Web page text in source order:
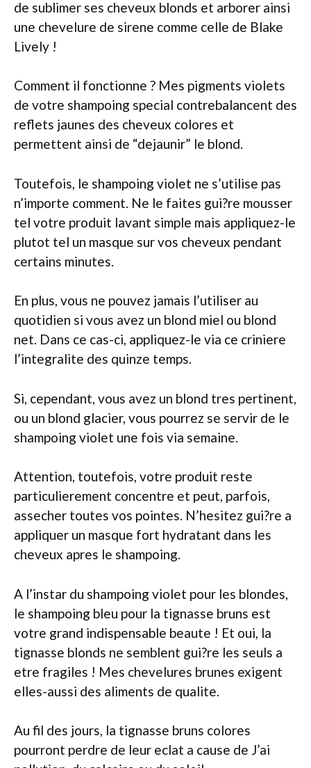
de sublimer ses cheveux blonds et arborer ainsi
une chevelure de sirene comme celle de Blake
Lively !
Comment il fonctionne ? Mes pigments violets
de votre shampoing special contrebalancent des
reflets jaunes des cheveux colores et
permettent ainsi de “dejaunir” le blond.
Toutefois, le shampoing violet ne s’utilise pas
n’importe comment. Ne le faites gui?re mousser
tel votre produit lavant simple mais appliquez-le
plutot tel un masque sur vos cheveux pendant
certains minutes.
En plus, vous ne pouvez jamais l’utiliser au
quotidien si vous avez un blond miel ou blond
net. Dans ce cas-ci, appliquez-le via ce criniere
l’integralite des quinze temps.
Si, cependant, vous avez un blond tres pertinent,
ou un blond glacier, vous pourrez se servir de le
shampoing violet une fois via semaine.
Attention, toutefois, votre produit reste
particulierement concentre et peut, parfois,
assecher toutes vos pointes. N’hesitez gui?re a
appliquer un masque fort hydratant dans les
cheveux apres le shampoing.
A l’instar du shampoing violet pour les blondes,
le shampoing bleu pour la tignasse bruns est
votre grand indispensable beaute ! Et oui, la
tignasse blonds ne semblent gui?re les seuls a
etre fragiles ! Mes chevelures brunes exigent
elles-aussi des aliments de qualite.
Au fil des jours, la tignasse bruns colores
pourront perdre de leur eclat a cause de J’ai